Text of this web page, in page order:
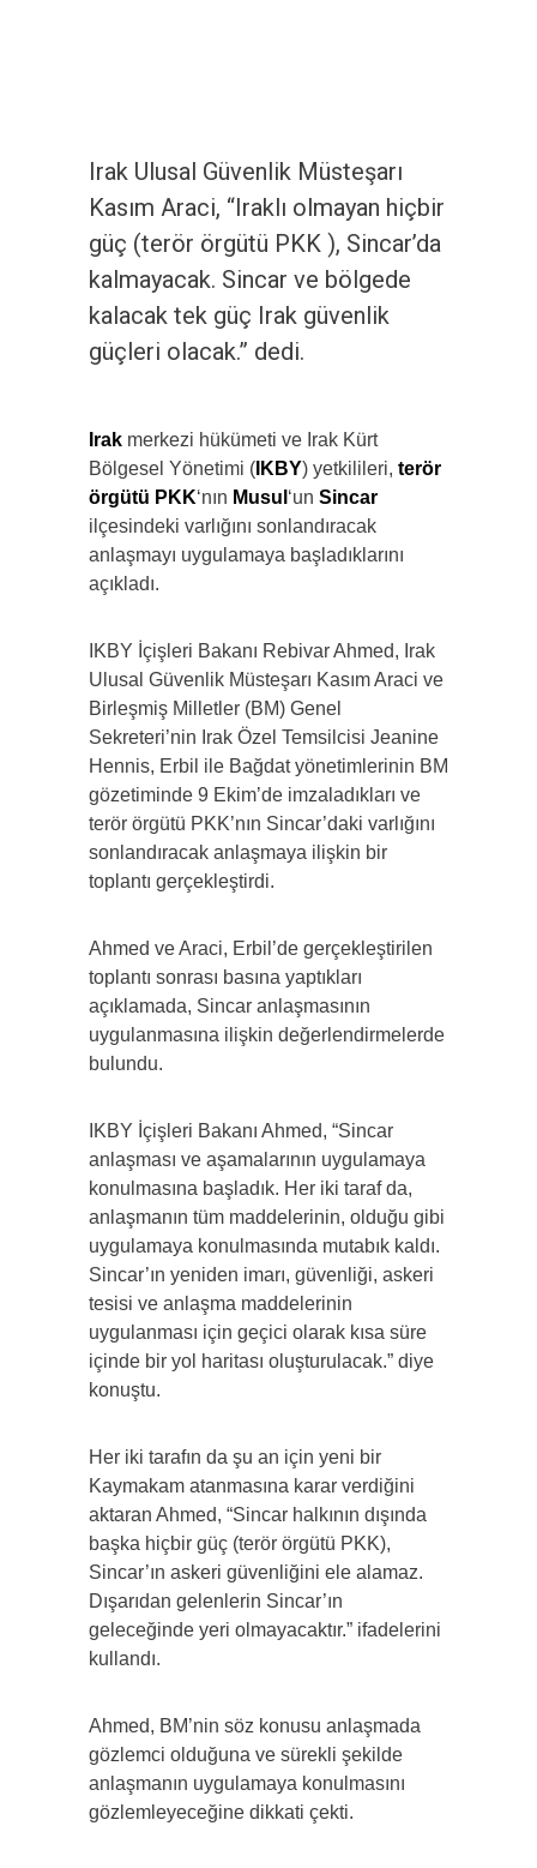
Irak Ulusal Güvenlik Müsteşarı
Kasım Araci, “Iraklı olmayan hiçbir
güç (terör örgütü PKK ), Sincar’da
kalmayacak. Sincar ve bölgede
kalacak tek güç Irak güvenlik
güçleri olacak.” dedi.
Irak merkezi hükümeti ve Irak Kürt
Bölgesel Yönetimi ( IKBY) yetkilileri, terör
örgütü PKK‘nın Musul ‘un Sincar
ilçesindeki varlığını sonlandıracak
anlaşmayı uygulamaya başladıklarını
açıkladı.
IKBY İçişleri Bakanı Rebivar Ahmed, Irak
Ulusal Güvenlik Müsteşarı Kasım Araci ve
Birleşmiş Milletler (BM) Genel
Sekreteri’nin Irak Özel Temsilcisi Jeanine
Hennis, Erbil ile Bağdat yönetimlerinin BM
gözetiminde 9 Ekim’de imzaladıkları ve
terör örgütü PKK’nın Sincar’daki varlığını
sonlandıracak anlaşmaya ilişkin bir
toplantı gerçekleştirdi.
Ahmed ve Araci, Erbil’de gerçekleştirilen
toplantı sonrası basına yaptıkları
açıklamada, Sincar anlaşmasının
uygulanmasına ilişkin değerlendirmelerde
bulundu.
IKBY İçişleri Bakanı Ahmed, “Sincar
anlaşması ve aşamalarının uygulamaya
konulmasına başladık. Her iki taraf da,
anlaşmanın tüm maddelerinin, olduğu gibi
uygulamaya konulmasında mutabık kaldı.
Sincar’ın yeniden imarı, güvenliği, askeri
tesisi ve anlaşma maddelerinin
uygulanması için geçici olarak kısa süre
içinde bir yol haritası oluşturulacak.” diye
konuştu.
Her iki tarafın da şu an için yeni bir
Kaymakam atanmasına karar verdiğini
aktaran Ahmed, “Sincar halkının dışında
başka hiçbir güç (terör örgütü PKK),
Sincar’ın askeri güvenliğini ele alamaz.
Dışarıdan gelenlerin Sincar’ın
geleceğinde yeri olmayacaktır.” ifadelerini
kullandı.
Ahmed, BM’nin söz konusu anlaşmada
gözlemci olduğuna ve sürekli şekilde
anlaşmanın uygulamaya konulmasını
gözlemleyeceğine dikkati çekti.